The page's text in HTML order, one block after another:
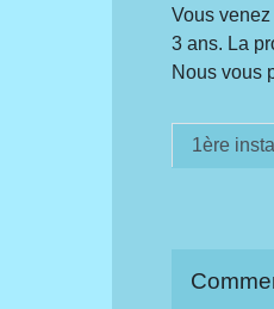
Vous
3 ans. La
Nous vous
1ère